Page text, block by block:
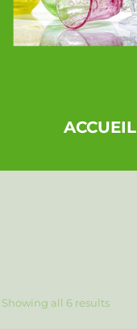
ACCUEIL
Showing all 6 results